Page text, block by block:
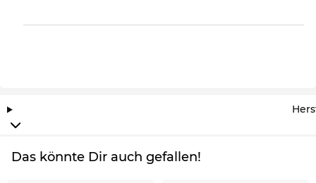
Das könnte Dir auch gefallen!